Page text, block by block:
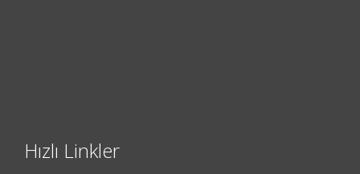
Hızlı Linkler